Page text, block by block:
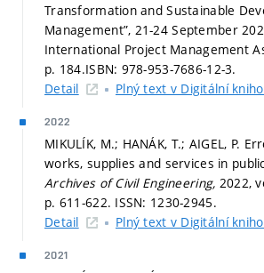
Transformation and Sustainable
Management”, 21-24 September
International Project Management
p. 184.ISBN: 978-953-7686-12-3.
Detail
Plný text v Digitální
2022
MIKULÍK, M.; HANÁK, T.; AIGEL, P.
works, supplies and services in
Archives of Civil Engineering, 2022,
p. 611-622. ISSN: 1230-2945.
Detail
Plný text v Digitální
2021